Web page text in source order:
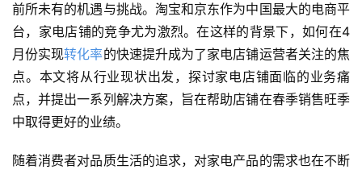
前所未有的机遇与挑战。淘宝和京东作为中国最大的电商平
台，家电店铺的竞争尤为激烈。在这样的背景下，如何在4
月份实现转化率的快速提升成为了家电店铺运营者关注的焦
点。本文将从行业现状出发，探讨家电店铺面临的业务痛
点，并提出一系列解决方案，旨在帮助店铺在春季销售旺季
中取得更好的业绩。
随着消费者对品质生活的追求，对家电产品的需求也在不断